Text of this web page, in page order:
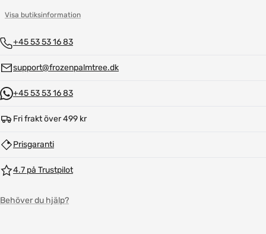
Visa butiksinformation
+45 53 53 16 83
support@frozenpalmtree.dk
+45 53 53 16 83
Fri frakt över 499 kr
Prisgaranti
4.7 på Trustpilot
Behöver du hjälp?